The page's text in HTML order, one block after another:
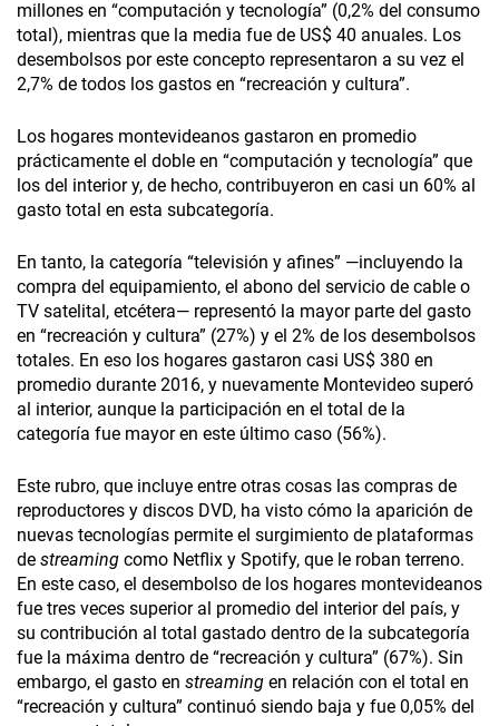
millones en “computación y tecnología” (0,2% del consumo
total), mientras que la media fue de US$ 40 anuales. Los
desembolsos por este concepto representaron a su vez el
2,7% de todos los gastos en “recreación y cultura”.
Los hogares montevideanos gastaron en promedio
prácticamente el doble en “computación y tecnología” que
los del interior y, de hecho, contribuyeron en casi un 60% al
gasto total en esta subcategoría.
En tanto, la categoría “televisión y afines” —incluyendo la
compra del equipamiento, el abono del servicio de cable o
TV satelital, etcétera— representó la mayor parte del gasto
en “recreación y cultura” (27%) y el 2% de los desembolsos
totales. En eso los hogares gastaron casi US$ 380 en
promedio durante 2016, y nuevamente Montevideo superó
al interior, aunque la participación en el total de la
categoría fue mayor en este último caso (56%).
Este rubro, que incluye entre otras cosas las compras de
reproductores y discos DVD, ha visto cómo la aparición de
nuevas tecnologías permite el surgimiento de plataformas
de streaming como Netflix y Spotify, que le roban terreno.
En este caso, el desembolso de los hogares montevideanos
fue tres veces superior al promedio del interior del país, y
su contribución al total gastado dentro de la subcategoría
fue la máxima dentro de “recreación y cultura” (67%). Sin
embargo, el gasto en streaming en relación con el total en
“recreación y cultura” continuó siendo baja y fue 0,05% del